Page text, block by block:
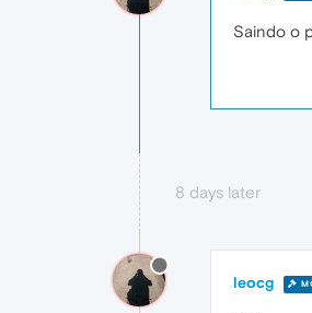
Saindo o
8 days later
leocg